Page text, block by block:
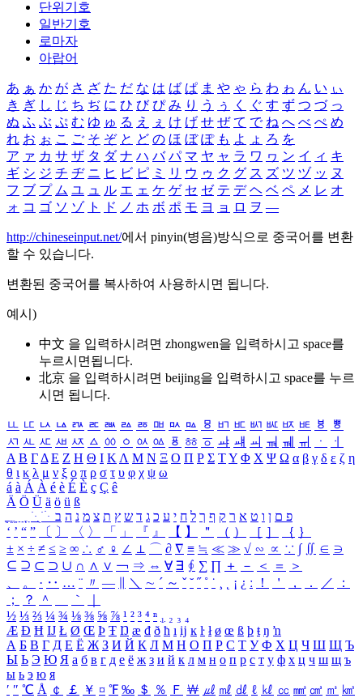
단위기호
일반기호
로마자
아랍어
あ ぁ か が さ ざ た だ な は ば ぱ ま や ゃ ら わ ゎ ん い ぃ
き ぎ し じ ち ぢ に ひ び ぴ み り う ぅ く ぐ す ず つ づ っ
ぬ ふ ぶ ぷ む ゆ ゅ る え ぇ け げ せ ぜ て で ね へ べ ぺ め
れ お ぉ こ ご そ ぞ と ど の ほ ぼ ぽ も よ ょ ろ を
ア ァ カ サ ザ タ ダ ナ ハ バ パ マ ヤ ャ ラ ワ ヮ ン イ ィ キ
ギ シ ジ チ ヂ ニ ヒ ビ ピ ミ リ ウ ゥ ク グ ス ズ ツ ヅ ッ ヌ
フ ブ プ ム ユ ュ ル エ ェ ケ ゲ セ ゼ テ デ ヘ ベ ペ メ レ オ
ォ コ ゴ ソ ゾ ト ド ノ ホ ボ ポ モ ヨ ョ ロ ヲ ―
http://chineseinput.net/에서 pinyin(병음)방식으로 중국어를 변환
할 수 있습니다.
변환된 중국어를 복사하여 사용하시면 됩니다.
예시)
中文 을 입력하시려면 zhongwen을 입력하시고 space를
누르시면됩니다.
北京 을 입력하시려면 beijing을 입력하시고 space를 누르
시면 됩니다.
ㅥ ㅦ ㅧ ㅨ ㅩ ㅪ ㅫ ㅬ ㅭ ㅮ ㅯ ㅰ ㅱ ㅲ ㅳ ㅴ ㅵ ㅶ ㅷ ㅸ
ㅹ
ㅺ ㅻ ㅼ ㅽ ㅾ ㅿ ㆀ ㆁ ㆂ ㆃ ㆄ ㆅ ㆆ ㆇ ㆈ ㆉ ㆊ ㆋ ㆌ ㆍ
ㆎ
Α Β ΓΔ Ε Ζ Η Θ Ι ΚΛ Μ Ν Ξ Ο Π Ρ Σ ΤΥ Φ Χ Ψ Ω α β γ δ ε ζ η
θ ι κ λ μ ν ξ ο π ρ σ τ υ φ χ ψ ω
á à Á À é è É È ç Ç ê
Ä Ö Ü ä ö ü ß
ִֶֹ ֻּ ׁׂ פ ם ן ו ט א ר ק ף ך ל ח י ע כ ג ד ש ץ ת צ מ נ ה ב
‘ ’ “ ” 〔 〕 〈 〉 「 」 『 』 【 】 ＂ （ ） ［ ］ ｛ ｝
± × ÷ ≠ ≤ ≥ ∞ ∴ ♂ ♀ ∠ ⊥ ⌒ ∂ ∇ ≡ ≒ ≪ ≫ √ ∽ ∝ ∵ ∫ ∬ ∈ ∋
⊆ ⊇ ⊂ ⊃ ∪ ∩ ∧ ∨ ￢ ⇒ ⇔ ∀ ∃ ∮ ∑ ∏ ＋ － ＜ ＝
＞
、
。 · ‥ … ¨ 〃 ― ＼ ∼ ´ ～ ˇ ˘ ˝ ˚ ˙ ¸ ¡ ¿ ː ！ ＇ ， ． ／
：
；
？ ＾ ｀
½ ⅓ ⅔ ¼ ¾ ⅛ ⅜ ⅝ ⅞ ¹ ² ³ ⁴ ⁿ ₁ ₂ ₃ ₄
Æ Ð Ħ Ĳ Ł Ø Œ Þ Ŧ Ŋ æ đ ð ħ ı ĳ ĸ ŀ ł ø œ ß þ ŧ ŋ ŉ
А Б В Г Д Е Ё Ж З И Й К Л М Н О П Р С Т У Ф Х Ц Ч Ш Щ Ъ
Ы Ь Э Ю Я а б в г д е ё ж з и й к л м н о п р с т у ф х ц ч ш щ ъ
ы ь э ю я
′ ″ ℃ Å ￠ ￡ ￥ ¤ ℉ ‰ ＄ ％ Ｆ ￦ ㎕ ㎖ ㎗ ℓ ㎘ ㏄ ㎣ ㎤ ㎥ ㎦